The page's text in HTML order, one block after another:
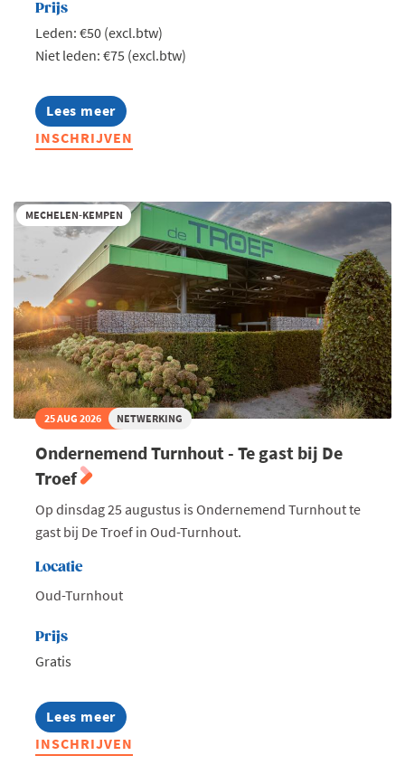
Prijs
Leden: €50 (excl.btw)
Niet leden: €75 (excl.btw)
Lees meer
about
Jong
Voka
on
water
INSCHRIJVEN
MECHELEN-KEMPEN
25 AUG 2026 NETWERKING
Ondernemend Turnhout - Te gast bij De
Troef
Op dinsdag 25 augustus is Ondernemend Turnhout te
gast bij De Troef in Oud-Turnhout.
Locatie
Oud-Turnhout
Prijs
Gratis
Lees meer
about
Ondernemend
Turnhout
INSCHRIJVEN